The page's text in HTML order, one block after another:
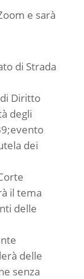
e sarà
di Strada
Diritto
degli
dei
il tema
delle
delle
senza